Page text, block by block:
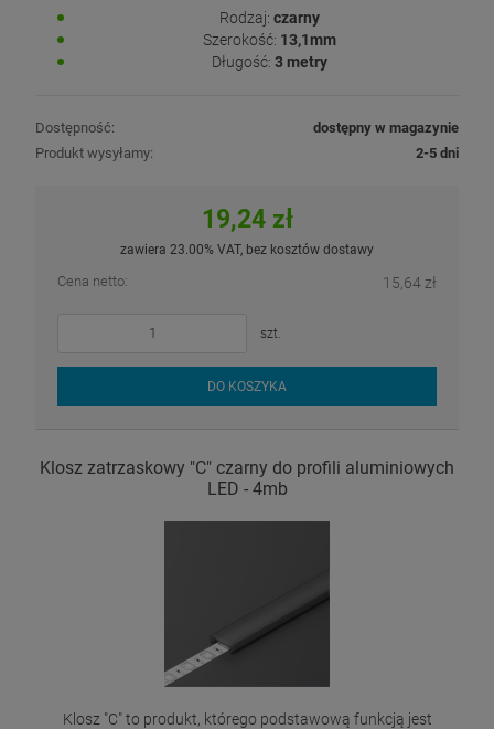
Rodzaj: czarny
Szerokość: 13,1mm
Długość: 3 metry
Dostępność:
dostępny w magazynie
Produkt wysyłamy:
2-5 dni
19,24 zł
zawiera 23.00% VAT, bez kosztów dostawy
Cena netto: 15,64 zł
szt.
DO KOSZYKA
Klosz zatrzaskowy "C" czarny do profili aluminiowych
LED - 4mb
Klosz "C" to produkt, którego podstawową funkcją jest